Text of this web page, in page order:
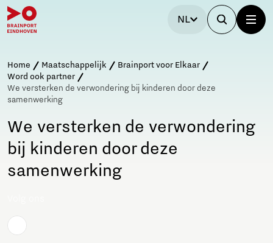
NL
Home Maatschappelijk
Brainport voor Elkaar
Word ook partner
We versterken de verwondering bij kinderen door deze
samenwerking
We versterken de verwondering
bij kinderen door deze
samenwerking